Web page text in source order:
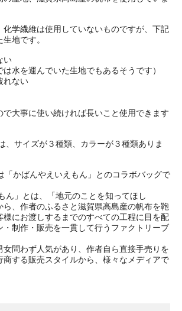
化学繊維は使用していないものですが、下記
地です。
い
は水を運んでいた生地でもあるそうです）
れない
で大事に使い続ければ長いこと使用できます
、サイズが３種類、カラーが３種類ありま
「かばんやえいえもん」とのコラボバッグで
ん」とは、「地元のことを知ってほし
ら、作者のふるさと滋賀県高島産の帆布を鞄
様にお渡しするまでのすべての工程に目を配
・制作・販売を一貫して行うファクトリーブ
女問わず人気があり、作者自ら直接手売りを
商する販売スタイルから、様々なメディアで